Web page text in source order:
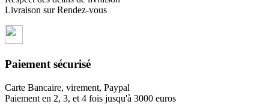
Livraison sur Rendez-vous
Paiement sécurisé
Carte Bancaire, virement, Paypal
Paiement en 2, 3, et 4 fois jusqu'à 3000 euros